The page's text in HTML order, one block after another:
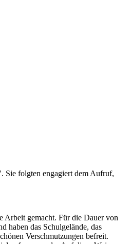
Sie folgten engagiert dem Aufruf,
Arbeit gemacht. Für die Dauer von
haben das Schulgelände, das
Verschmutzungen befreit.